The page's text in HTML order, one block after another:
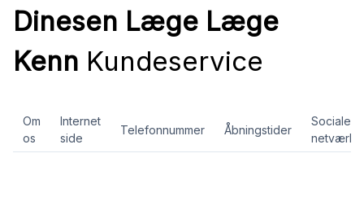
Dinesen Læge Læge
Kenn Kundeservice
Om
os
Internet
side
Telefonnummer Åbningstider
Sociale
netværk